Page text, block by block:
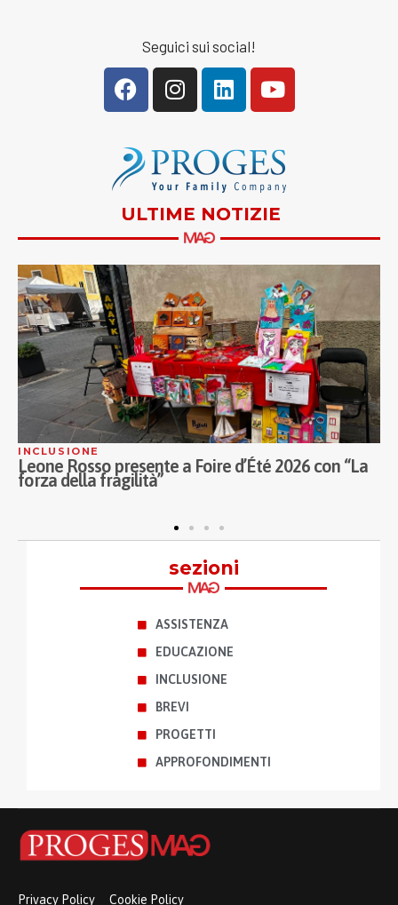
Seguici sui social!
ULTIME NOTIZIE
INCLUSIONE
Leone Rosso presente a Foire d’Été 2026 con “La
forza della fragilità”
sezioni
ASSISTENZA
EDUCAZIONE
INCLUSIONE
BREVI
PROGETTI
APPROFONDIMENTI
Privacy Policy Cookie Policy